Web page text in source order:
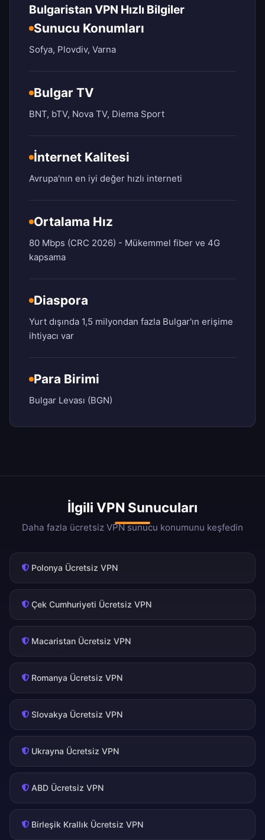
Bulgaristan VPN Hızlı Bilgiler
Sunucu Konumları
Sofya, Plovdiv, Varna
Bulgar TV
BNT, bTV, Nova TV, Diema Sport
İnternet Kalitesi
Avrupa'nın en iyi değer hızlı interneti
Ortalama Hız
80 Mbps (CRC 2026) - Mükemmel fiber ve 4G
kapsama
Diaspora
Yurt dışında 1,5 milyondan fazla Bulgar'ın erişime
ihtiyacı var
Para Birimi
Bulgar Levası (BGN)
İlgili VPN Sunucuları
Daha fazla ücretsiz VPN sunucu konumunu keşfedin
Polonya Ücretsiz VPN
Çek Cumhuriyeti Ücretsiz VPN
Macaristan Ücretsiz VPN
Romanya Ücretsiz VPN
Slovakya Ücretsiz VPN
Ukrayna Ücretsiz VPN
ABD Ücretsiz VPN
Birleşik Krallık Ücretsiz VPN